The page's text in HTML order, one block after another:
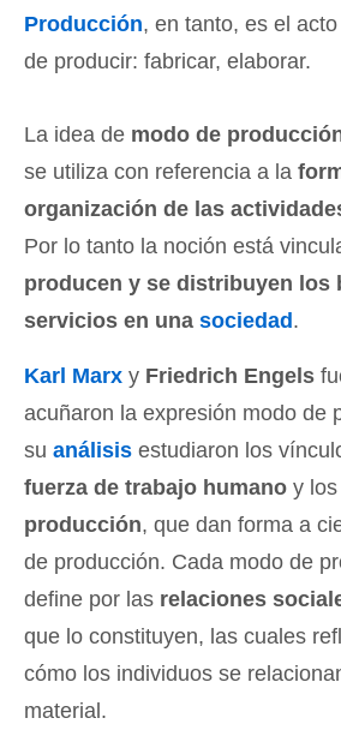
Producción, en tanto, es el
de producir: fabricar, elaborar.
La idea de modo de
se utiliza con referencia a la
organización de las
Por lo tanto la noción está
producen y se distribuyen los
servicios en una sociedad .
Karl Marx y Friedrich Engels
acuñaron la expresión modo de
su análisis estudiaron los
fuerza de trabajo humano y los
producción, que dan forma a
de producción. Cada modo de
define por las relaciones
que lo constituyen, las cuales
cómo los individuos se
material.